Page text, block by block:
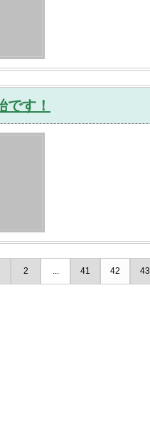
です！
2 ... 41 42 43